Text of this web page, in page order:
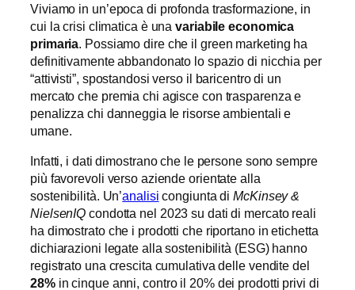
Viviamo in un’epoca di profonda trasformazione, in
cui la crisi climatica è unavariabile economica
primaria. Possiamo dire che il green marketing ha
definitivamente abbandonato lo spazio di nicchia per
“attivisti”, spostandosi verso il baricentro di un
mercato che premia chi agisce con trasparenza e
penalizza chi danneggia le risorse ambientali e
umane.
Infatti, i dati dimostrano che le persone sono sempre
più favorevoli verso aziende orientate alla
sostenibilità. Un’analisi congiunta diMcKinsey &
NielsenIQcondotta nel 2023 su dati di mercato reali
ha dimostrato che i prodotti che riportano in etichetta
dichiarazioni legate alla sostenibilità (ESG) hanno
registrato una crescita cumulativa delle vendite del
28%in cinque anni, contro il 20% dei prodotti privi di